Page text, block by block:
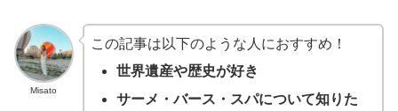
Misato
この記事は以下のような人におすすめ！
世界遺産や歴史が好き
サーメ・バース・スパについて知りた